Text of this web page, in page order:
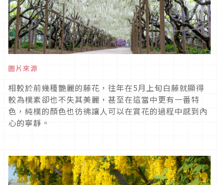
圖片來源
相較於前幾種艷麗的藤花，往年在5月上旬白藤就顯得
較為樸素卻也不失其美麗，甚至在這當中更有一番特
色，純樸的顏色也彷彿讓人可以在賞花的過程中感到內
心的寧靜。